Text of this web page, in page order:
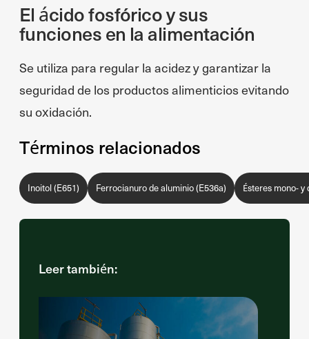
El ácido fosfórico y sus
funciones en la alimentación
Se utiliza para regular la acidez y garantizar la
seguridad de los productos alimenticios evitando
su oxidación.
Términos relacionados
Inoitol (E651) Ferrocianuro de aluminio (E536a) Ésteres mono-
Leer también: